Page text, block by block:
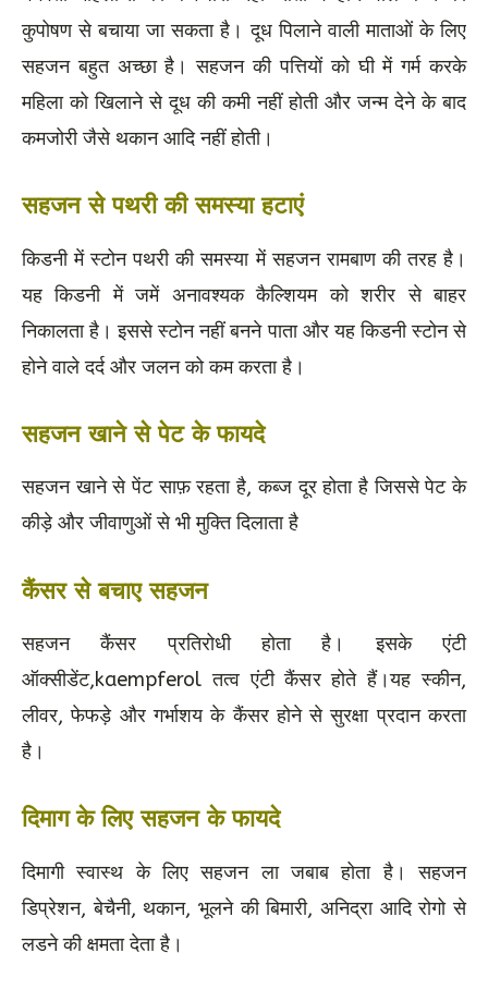
कुपोषण से बचाया जा सकता है। दूध पिलाने वाली माताओं के लिए
सहजन बहुत अच्छा है। सहजन की पत्तियों को घी में गर्म करके
महिला को खिलाने से दूध की कमी नहीं होती और जन्म देने के बाद
कमजोरी जैसे थकान आदि नहीं होती।
सहजन से पथरी की समस्या हटाएं
किडनी में स्टोन पथरी की समस्या में सहजन रामबाण की तरह है।
यह किडनी में जमें अनावश्यक कैल्शियम को शरीर से बाहर
निकालता है। इससे स्टोन नहीं बनने पाता और यह किडनी स्टोन से
होने वाले दर्द और जलन को कम करता है।
सहजन खाने से पेट के फायदे
सहजन खाने से पेंट साफ़ रहता है, कब्ज दूर होता है जिससे पेट के
कीड़े और जीवाणुओं से भी मुक्ति दिलाता है
कैंसर से बचाए सहजन
सहजन कैंसर प्रतिरोधी होता है। इसके एंटी
ऑक्सीडेंट,kaempferol तत्व एंटी कैंसर होते हैं।यह स्कीन,
लीवर, फेफड़े और गर्भाशय के कैंसर होने से सुरक्षा प्रदान करता
है।
दिमाग के लिए सहजन के फायदे
दिमागी स्वास्थ के लिए सहजन ला जबाब होता है। सहजन
डिप्रेशन, बेचैनी, थकान, भूलने की बिमारी, अनिद्रा आदि रोगो से
लडने की क्षमता देता है।